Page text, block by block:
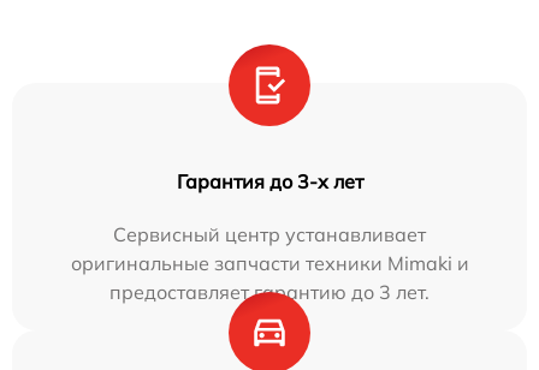
Гарантия до 3-х лет
Сервисный центр устанавливает
оригинальные запчасти техники Mimaki и
предоставляет гарантию до 3 лет.